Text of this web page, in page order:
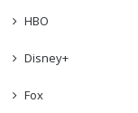
HBO
Disney+
Fox